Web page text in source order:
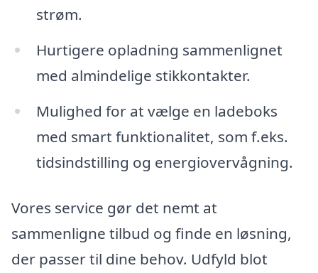
strøm.
Hurtigere opladning sammenlignet
med almindelige stikkontakter.
Mulighed for at vælge en ladeboks
med smart funktionalitet, som f.eks.
tidsindstilling og energiovervågning.
Vores service gør det nemt at
sammenligne tilbud og finde en løsning,
der passer til dine behov. Udfyld blot